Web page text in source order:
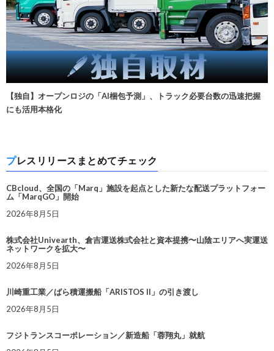
【独自】オープンロジの「AI梱包予測」、トラック必要台数の迅速把握
にも活用本格化
プレスリリースまとめてチェック
CBcloud、全国の「Marq」施設を起点とした新たな配送プラットフォー
ム「MarqGO」開始
2026年8月5日
株式会社Univearth、倉吉運送株式会社と資本提携〜山陰エリアへ実運送
ネットワークを拡大〜
2026年8月5日
川崎重工業／ばら積運搬船「ARISTOS II」の引き渡し
2026年8月5日
フジトランスコーポレーション／新造船「蓉翔丸」就航